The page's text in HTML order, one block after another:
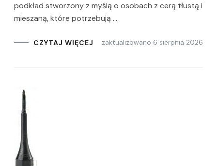
podkład stworzony z myślą o osobach z cerą tłustą i
mieszaną, które potrzebują …
CZYTAJ WIĘCEJ zaktualizowano 6 sierpnia 2026